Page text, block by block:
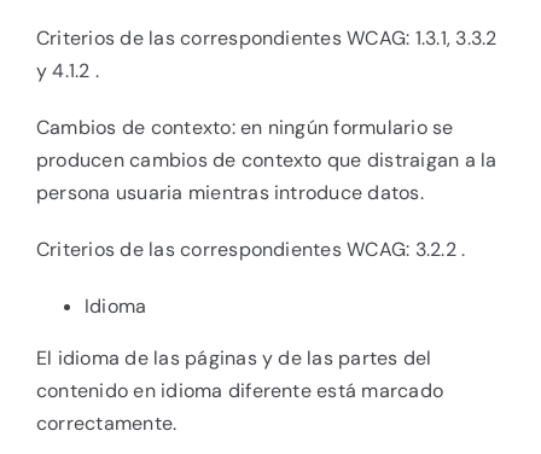
Criterios de las correspondientes WCAG: 1.3.1, 3.3.2
y 4.1.2 .
Cambios de contexto: en ningún formulario se
producen cambios de contexto que distraigan a la
persona usuaria mientras introduce datos.
Criterios de las correspondientes WCAG: 3.2.2 .
Idioma
El idioma de las páginas y de las partes del
contenido en idioma diferente está marcado
correctamente.